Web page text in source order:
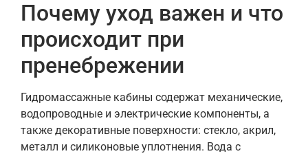
Почему уход важен и что
происходит при
пренебрежении
Гидромассажные кабины содержат механические,
водопроводные и электрические компоненты, а
также декоративные поверхности: стекло, акрил,
металл и силиконовые уплотнения. Вода с